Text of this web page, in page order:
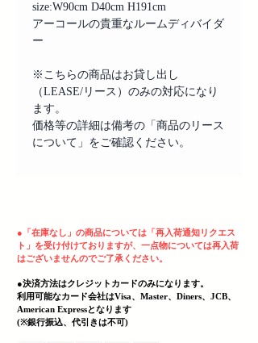
size:W90cm D40cm H191cm
アーコールの貴重なルームディバイダ
ー
※こちらの商品はお貸し出し
（LEASE/リース）のみの対応になり
ます。
価格等の詳細は備考の「商品のリース
について」をご確認ください。
● 「在庫なし」の商品については「再入荷通知リクエス
ト」を受け付けておりますが、一点物については再入荷
はございませんのでご了承ください。
●決済方法はクレジットカードのみになります。
利用可能なカード会社はVisa、Master、Diners、JCB、
American Expressとなります
(​※銀行振込、代引きは不可)